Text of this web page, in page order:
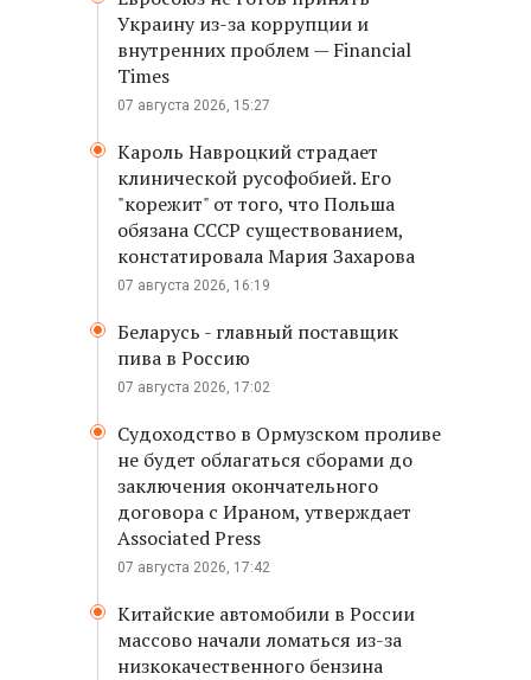
Украину из-за коррупции и
внутренних проблем — Financial
Times
07 августа 2026, 15:27
Кароль Навроцкий страдает
клинической русофобией. Его
"корежит" от того, что Польша
обязана СССР существованием,
констатировала Мария Захарова
07 августа 2026, 16:19
Беларусь - главный поставщик
пива в Россию
07 августа 2026, 17:02
Судоходство в Ормузском проливе
не будет облагаться сборами до
заключения окончательного
договора с Ираном, утверждает
Associated Press
07 августа 2026, 17:42
Китайские автомобили в России
массово начали ломаться из-за
низкокачественного бензина